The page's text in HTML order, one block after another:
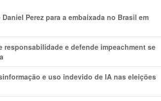
Perez para a embaixada no Brasil em
responsabilidade e defende impeachment se
e uso indevido de IA nas eleições